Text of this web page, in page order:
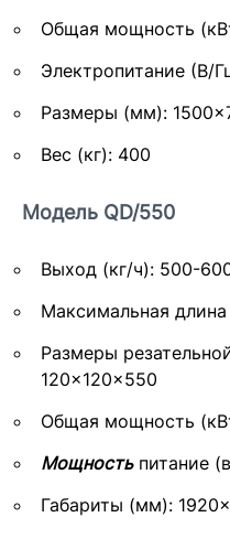
Общая мощность
Электропитание (В/
Размеры (мм):
Вес (кг): 400
Модель QD/550
Выход (кг/ч): 500-
Максимальная
Размеры
120×120×550
Общая мощность
Мощностьпитание
Габариты (мм):